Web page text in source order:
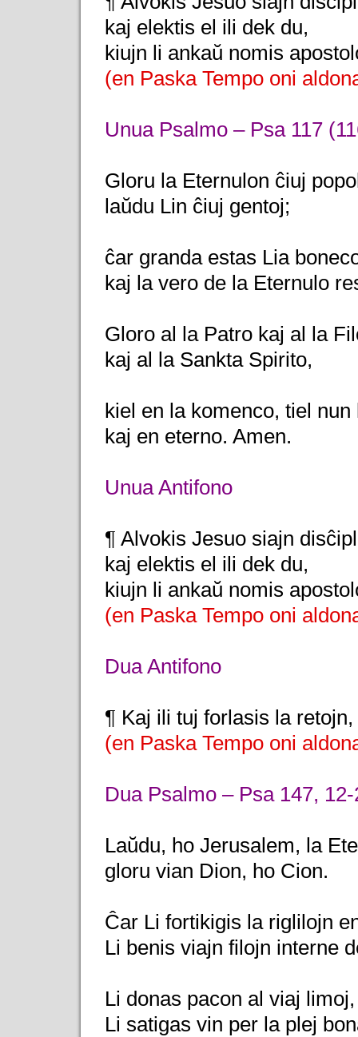
kaj elektis el ili dek du,
kiujn li ankaŭ nomis
(en Paska Tempo oni
Unua Psalmo – Psa 117
Gloru la Eternulon ĉiuj
laŭdu Lin ĉiuj gentoj;
ĉar granda estas Lia
kaj la vero de la Eternulo
Gloro al la Patro kaj al la
kaj al la Sankta Spirito,
kiel en la komenco, tiel
kaj en eterno. Amen.
Unua Antifono
¶ Alvokis Jesuo siajn
kaj elektis el ili dek du,
kiujn li ankaŭ nomis
(en Paska Tempo oni
Dua Antifono
¶ Kaj ili tuj forlasis la
(en Paska Tempo oni
Dua Psalmo – Psa 147,
Laŭdu, ho Jerusalem, la
gloru vian Dion, ho Cion.
Ĉar Li fortikigis la riglilojn
Li benis viajn filojn interne
Li donas pacon al viaj
Li satigas vin per la plej